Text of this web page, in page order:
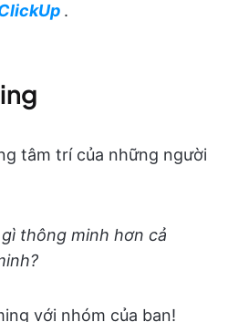
.
tâm trí của những người
thông minh hơn cả
với nhóm của bạn!